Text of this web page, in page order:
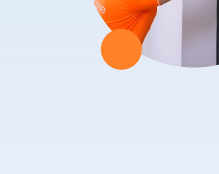
완전한 이사 및 이전 서비스